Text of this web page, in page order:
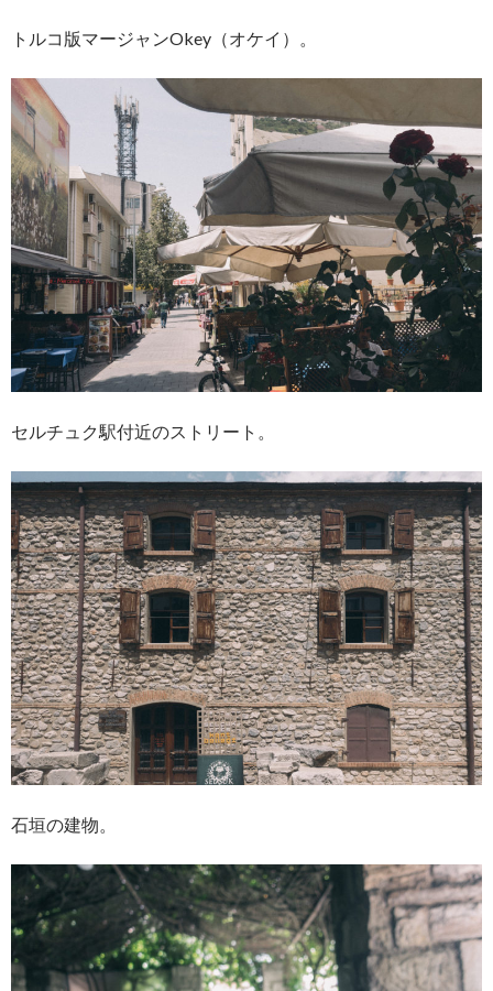
トルコ版マージャンOkey（オケイ）。
セルチュク駅付近のストリート。
石垣の建物。